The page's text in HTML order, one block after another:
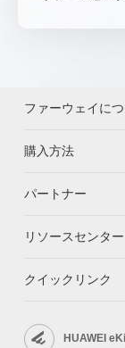
ファーウェイに
購入方法
パートナー
リソースセンター
クイックリンク
HUAWEI